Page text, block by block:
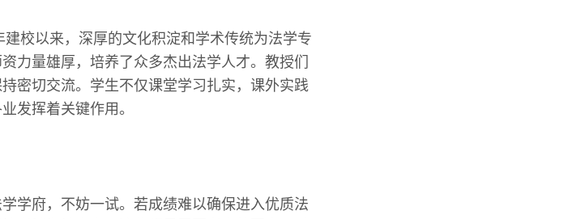
校以来，深厚的文化积淀和学术传统为法学专
力量雄厚，培养了众多杰出法学人才。教授们
密切交流。学生不仅课堂学习扎实，课外实践
发挥着关键作用。
学府，不妨一试。若成绩难以确保进入优质法